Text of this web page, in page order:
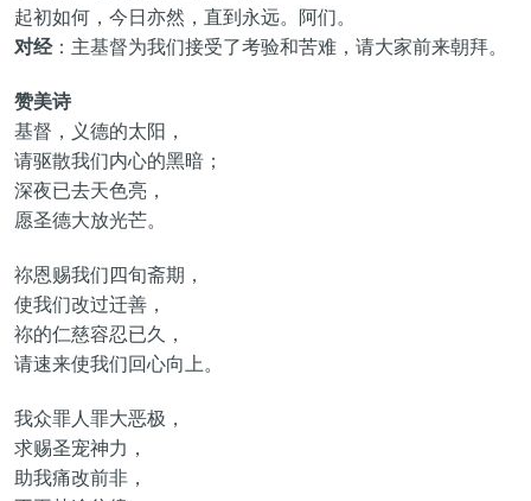
起初如何，今日亦然，直到永远。阿们。
对经：主基督为我们接受了考验和苦难，请大家前来朝拜。
赞美诗
基督，义德的太阳，
请驱散我们内心的黑暗；
深夜已去天色亮，
愿圣德大放光芒。
祢恩赐我们四旬斋期，
使我们改过迁善，
祢的仁慈容忍已久，
请速来使我们回心向上。
我众罪人罪大恶极，
求赐圣宠神力，
助我痛改前非，